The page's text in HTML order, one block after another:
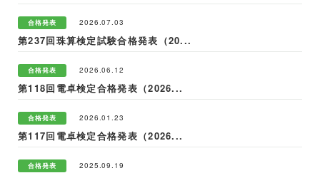
合格発表 2026.07.03
第237回珠算検定試験合格発表（20...
合格発表 2026.06.12
第118回電卓検定合格発表（2026...
合格発表 2026.01.23
第117回電卓検定合格発表（2026...
合格発表 2025.09.19